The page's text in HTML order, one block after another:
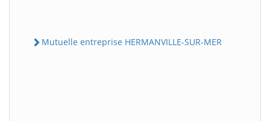
Mutuelle entreprise HERMANVILLE-SUR-MER